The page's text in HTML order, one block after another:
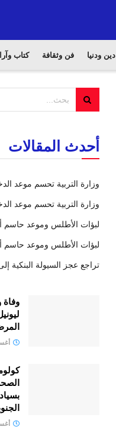
دين ودنيا فن وثقافة كتاب
أحدث المقالات
وزارة التربية تحسم موعد الدخول
وزارة التربية تحسم موعد الدخول
لبؤات الأطلس وموعد حاسم
لبؤات الأطلس وموعد حاسم
تراجع عجز السيولة البنكية إلى 134,3 مليار
وفاة